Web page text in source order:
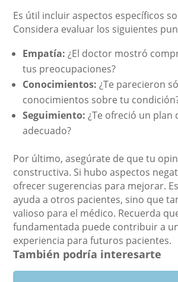
Es útil incluir aspectos específicos
Considera evaluar los siguientes
Empatía: ¿El doctor mostró
tus preocupaciones?
Conocimientos: ¿Te parecieron
conocimientos sobre tu
Seguimiento: ¿Te ofreció un plan
adecuado?
Por último, asegúrate de que tu
constructiva. Si hubo aspectos
ofrecer sugerencias para mejorar.
ayuda a otros pacientes, sino que
valioso para el médico. Recuerda
fundamentada puede contribuir a
experiencia para futuros pacientes.
También podría interesarte